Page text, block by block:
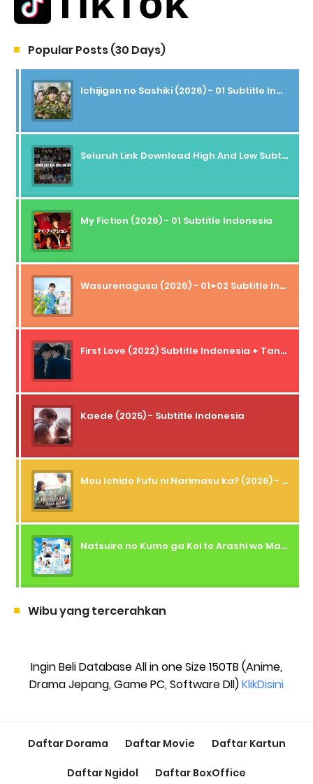
Popular Posts (30 Days)
Ichijigen no Sashiki (2026) - 01 Subtitle Indonesia
Seluruh Link Download High And Low Subtitle Indonesia
My Fiction (2026) - 01 Subtitle Indonesia
Wasurenagusa (2026) - 01+02 Subtitle Indonesia
First Love (2022) Subtitle Indonesia + Tanpa Iklan + Streaming + 1080p
Kaede (2025) - Subtitle Indonesia
Mou Ichido Fufu ni Narimasu ka? (2026) - 01 Subtitle Indonesia
Natsuiro no Kumo ga Koi to Arashi wo Makiokosu (2026) - 01 Subtitle Indonesia
Wibu yang tercerahkan
Ingin Beli Database All in one Size 150TB (Anime,
Drama Jepang, Game PC, Software Dll)KlikDisini
Daftar Dorama Daftar Movie Daftar Kartun
Daftar Ngidol Daftar BoxOffice